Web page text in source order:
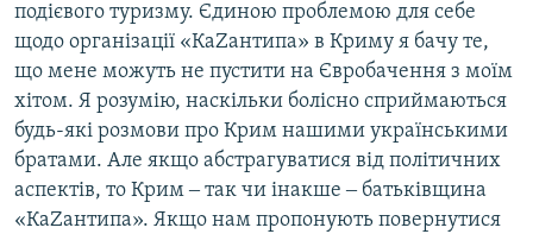
подієвого туризму. Єдиною проблемою для себе
щодо організації «КаZантипа» в Криму я бачу те,
що мене можуть не пустити на Євробачення з моїм
хітом. Я розумію, наскільки болісно сприймаються
будь-які розмови про Крим нашими українськими
братами. Але якщо абстрагуватися від політичних
аспектів, то Крим ‒ так чи інакше ‒ батьківщина
«КаZантипа». Якщо нам пропонують повернутися